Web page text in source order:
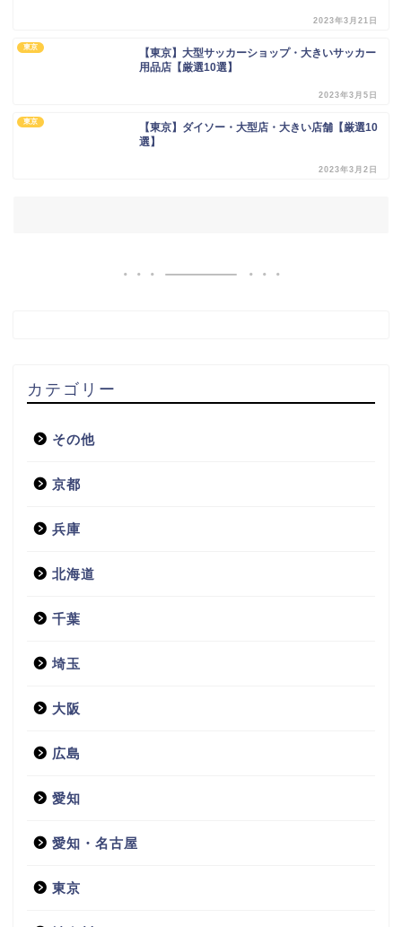
2023年3月21日
東京
【東京】大型サッカーショップ・大きいサッカー
用品店【厳選10選】
2023年3月5日
東京
【東京】ダイソー・大型店・大きい店舗【厳選10
選】
2023年3月2日
カテゴリー
その他
京都
兵庫
北海道
千葉
埼玉
大阪
広島
愛知
愛知・名古屋
東京